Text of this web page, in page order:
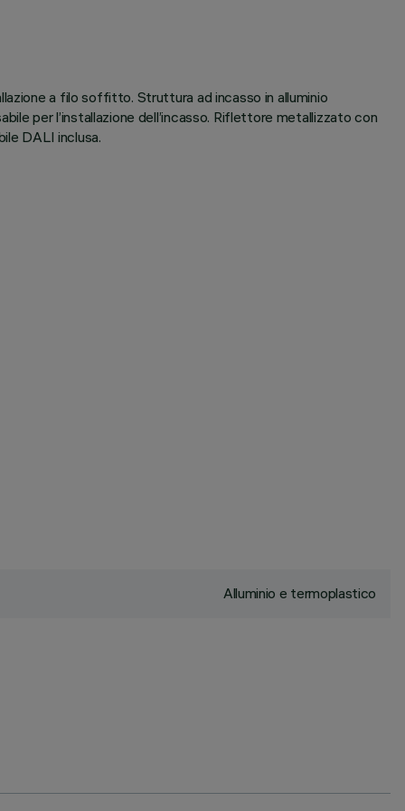
a filo soffitto. Struttura ad incasso in alluminio
per l’installazione dell’incasso. Riflettore metallizzato con
DALI inclusa.
Alluminio e termoplastico